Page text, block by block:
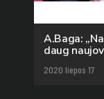
A.Baga:
daug
2020 liepos 17